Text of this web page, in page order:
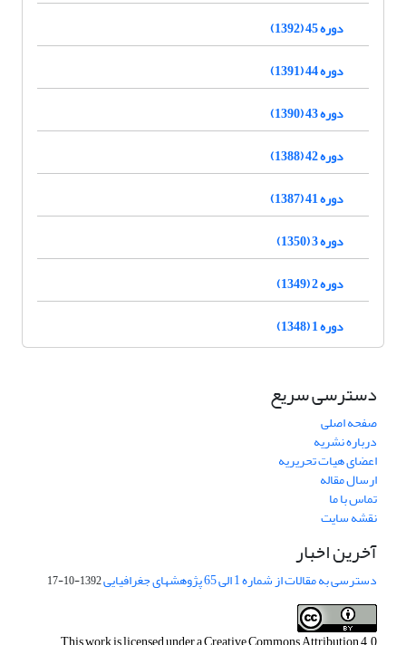
دوره 45 (1392)
دوره 44 (1391)
دوره 43 (1390)
دوره 42 (1388)
دوره 41 (1387)
دوره 3 (1350)
دوره 2 (1349)
دوره 1 (1348)
دسترسی سریع
صفحه اصلی
درباره نشریه
اعضای هیات تحریریه
ارسال مقاله
تماس با ما
نقشه سایت
آخرین اخبار
دسترسی به مقالات از شماره 1 الی 65 پژوهشهای جغرافیایی 1392-10-17